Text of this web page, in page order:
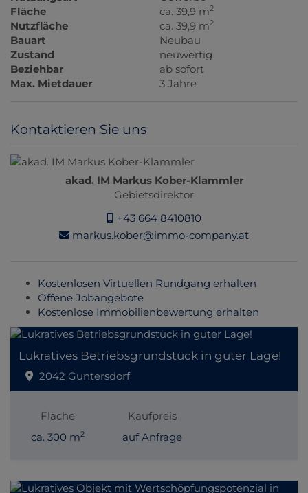
Fläche
ca. 39,9 m2
Nutzfläche ca. 39,9 m2
Bauart
Neubau
Zustand
neuwertig
Beziehbar
ab sofort
Max. Mietdauer
3 Jahre
Kontaktieren Sie uns
akad. IM Markus Kober-Klammler
Gebietsdirektor
+43 664 8410810
markus.kober@immo-company.at
Kostenlosen Virtuellen Rundgang erhalten
Offene Jobangebote
Kostenlose Immobilienbewertung erhalten
Lukratives Betriebsgrundstück in guter Lage!
2042 Guntersdorf
Fläche
ca. 300 m2
Kaufpreis
auf Anfrage